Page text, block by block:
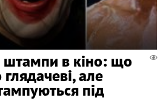
штампи в кіно: що
але
під